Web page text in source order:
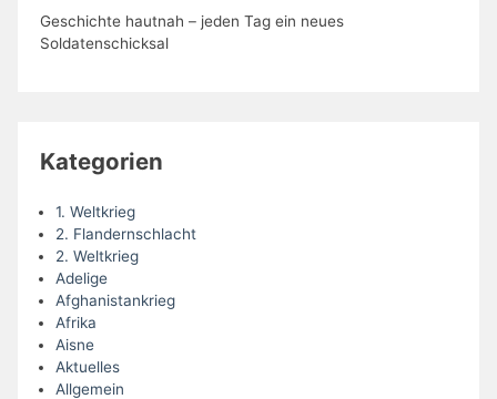
Geschichte hautnah – jeden Tag ein neues
Soldatenschicksal
Kategorien
1. Weltkrieg
2. Flandernschlacht
2. Weltkrieg
Adelige
Afghanistankrieg
Afrika
Aisne
Aktuelles
Allgemein